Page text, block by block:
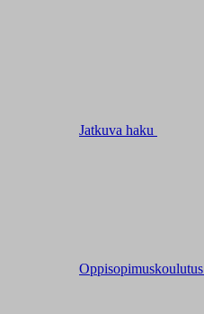
Jatkuva haku
Oppisopimuskoulutus